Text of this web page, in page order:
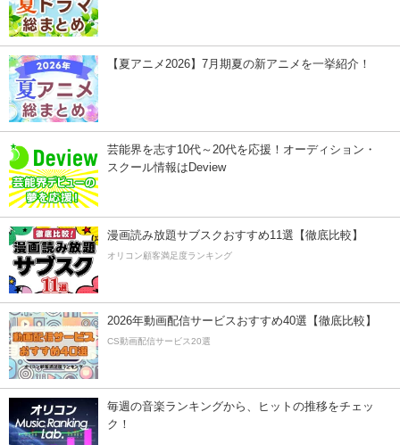
【夏アニメ2026】7月期夏の新アニメを一挙紹介！
芸能界を志す10代～20代を応援！オーディション・
スクール情報はDeview
漫画読み放題サブスクおすすめ11選【徹底比較】
オリコン顧客満足度ランキング
2026年動画配信サービスおすすめ40選【徹底比較】
CS動画配信サービス20選
毎週の音楽ランキングから、ヒットの推移をチェッ
ク！